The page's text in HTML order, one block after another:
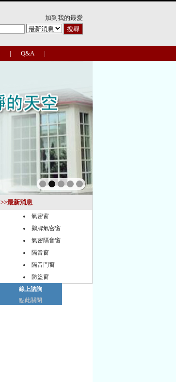
加到我的最愛
| Q&A |
>>最新消息
氣密窗
鵝牌氣密窗
氣密隔音窗
隔音窗
隔音門窗
防盜窗
線上諮詢
點此關閉